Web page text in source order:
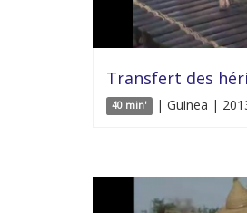
Transfert des
40 min' | Guinea |